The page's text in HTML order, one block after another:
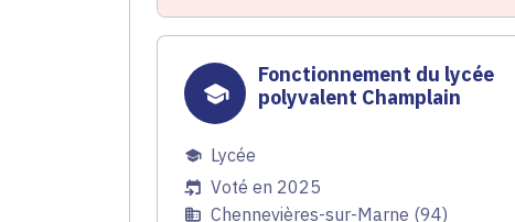
Fonctionnement du lycée
polyvalent Champlain
Lycée
Voté en 2025
Chennevières-sur-Marne (94)